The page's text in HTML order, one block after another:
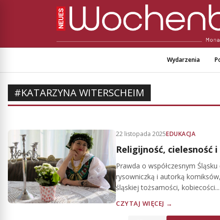
Wydarzenia
#KATARZYNA WITERSCHEIM
22 listopada 2025EDUKACJA
Religijność, cielesność
Prawda o współczesnym
rysowniczką i autorką
śląskiej tożsamości, kobiecości...
CZYTAJ WIĘCEJ →